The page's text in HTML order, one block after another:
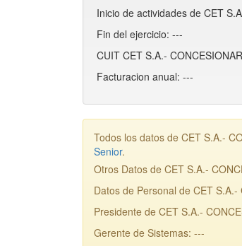
Inicio de actividades de CET
Fin del ejercicio: ---
CUIT CET S.A.-
Facturacion anual: ---
Todos los datos de CET S.A.-
Senior.
Otros Datos de CET S.A.-
Datos de Personal de CET
Presidente de CET S.A.-
Gerente de Sistemas: ---